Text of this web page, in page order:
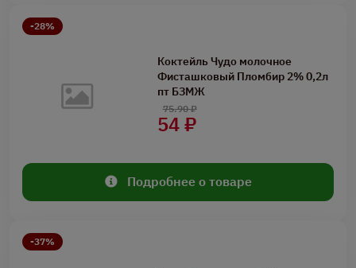
-28%
Коктейль Чудо молочное
Фисташковый Пломбир 2% 0,2л
пт БЗМЖ
54 ₽
75.90 ₽
Подробнее о товаре
-37%